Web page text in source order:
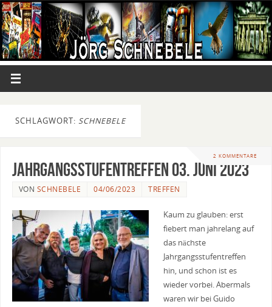
SCHLAGWORT: SCHNEBELE
2 KOMMENTARE
Jahrgangsstufentreffen 03. Juni 2023
VON SCHNEBELE 04/06/2023 TREFFEN
Kaum zu glauben: erst
fiebert man jahrelang auf
das nächste
Jahrgangsstufentreffen
hin, und schon ist es
wieder vorbei. Abermals
waren wir bei Guido